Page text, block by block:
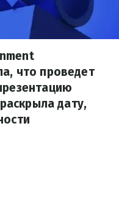
что проведет
дату,